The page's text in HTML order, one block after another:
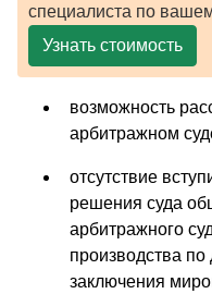
специалиста по
Узнать стоимость
возможность
арбитражном
отсутствие
решения суда
арбитражного
производства по
заключения